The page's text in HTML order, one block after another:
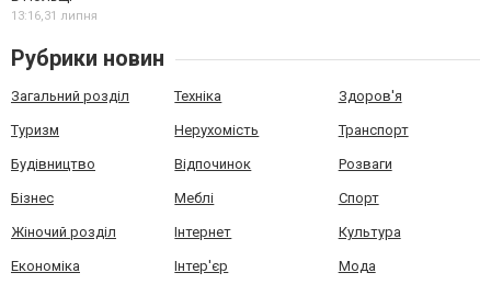
13:16,31 липня
Рубрики новин
Загальний розділ Техніка Здоров'я
Туризм Нерухомість Транспорт
Будівництво Відпочинок Розваги
Бізнес Меблі Спорт
Жіночий розділ Інтернет Культура
Економіка Інтер'єр Мода